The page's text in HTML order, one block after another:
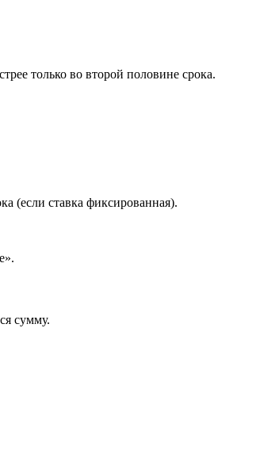
только во второй половине срока.
(если ставка фиксированная).
сумму.